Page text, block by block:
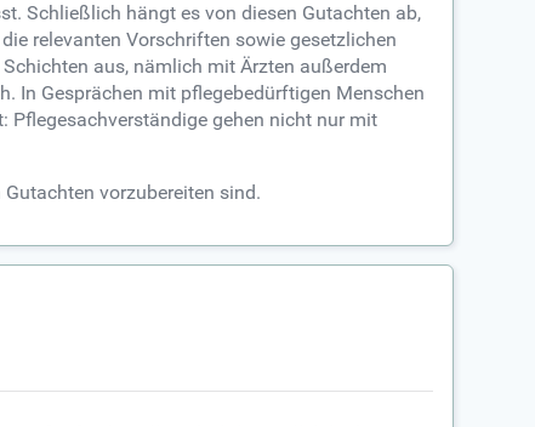
Schließlich hängt es von diesen Gutachten ab,
relevanten Vorschriften sowie gesetzlichen
aus, nämlich mit Ärzten außerdem
In Gesprächen mit pflegebedürftigen Menschen
Pflegesachverständige gehen nicht nur mit
vorzubereiten sind.